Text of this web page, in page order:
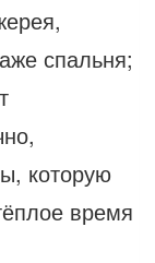
спальня;
которую
время